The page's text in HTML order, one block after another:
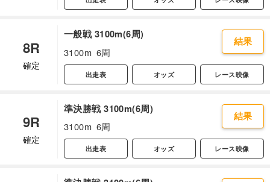
8R
確定
一般戦 3100m(6周)
3100m 6周
結果
出走表 オッズ レース映像
9R
確定
準決勝戦 3100m(6周)
3100m 6周
結果
出走表 オッズ レース映像